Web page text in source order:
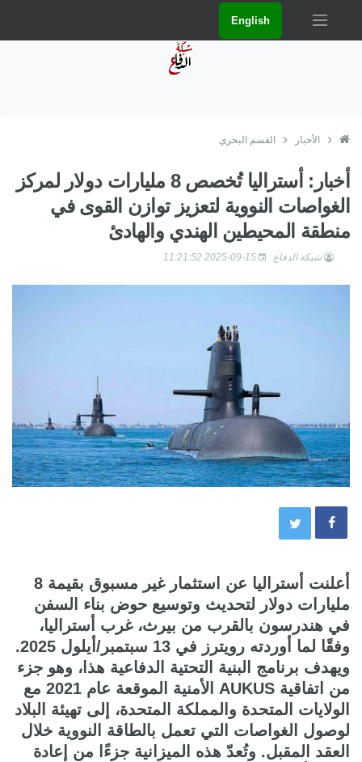
English
الأخبار القسم البحري
أخبار: أستراليا تُخصص 8 مليارات دولار لمركز
الغواصات النووية لتعزيز توازن القوى في
منطقة المحيطين الهندي والهادئ
شبكة الدفاع
أعلنت أستراليا عن استثمار غير مسبوق بقيمة 8
مليارات دولار لتحديث وتوسيع حوض بناء السفن
في هندرسون بالقرب من بيرث، غرب أستراليا،
وفقًا لما أوردته رويترز في 13 سبتمبر/أيلول 2025.
ويهدف برنامج البنية التحتية الدفاعية هذا، وهو جزء
من اتفاقية AUKUS الأمنية الموقعة عام 2021 مع
الولايات المتحدة والمملكة المتحدة، إلى تهيئة البلاد
لوصول الغواصات التي تعمل بالطاقة النووية خلال
العقد المقبل. وتُعدّ هذه الميزانية جزءًا من إعادة